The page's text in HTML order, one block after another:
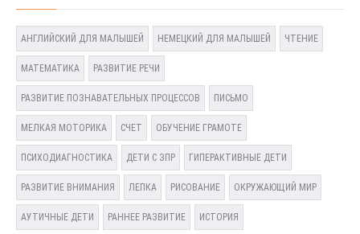
АНГЛИЙСКИЙ ДЛЯ МАЛЫШЕЙ НЕМЕЦКИЙ ДЛЯ МАЛЫШЕЙ ЧТЕНИЕ
МАТЕМАТИКА РАЗВИТИЕ РЕЧИ
РАЗВИТИЕ ПОЗНАВАТЕЛЬНЫХ ПРОЦЕССОВ ПИСЬМО
МЕЛКАЯ МОТОРИКА СЧЕТ ОБУЧЕНИЕ ГРАМОТЕ
ПСИХОДИАГНОСТИКА ДЕТИ С ЗПР ГИПЕРАКТИВНЫЕ ДЕТИ
РАЗВИТИЕ ВНИМАНИЯ ЛЕПКА РИСОВАНИЕ ОКРУЖАЮЩИЙ МИР
АУТИЧНЫЕ ДЕТИ РАННЕЕ РАЗВИТИЕ ИСТОРИЯ